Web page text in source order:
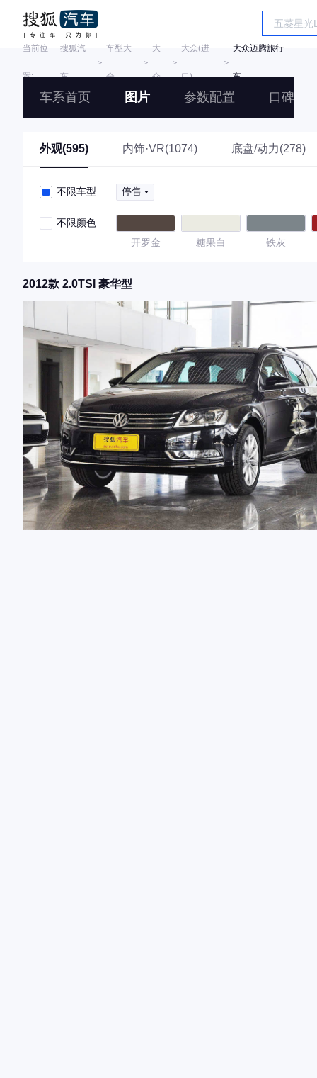
当前位
置:
搜狐汽
车
＞
车型大
全
＞
大
众
＞
大众(进
口)
＞
大众迈腾旅行
车
车系首页 图片 参数配置 口碑
外观(595) 内饰·VR(1074) 底盘/动力(278)
不限车型 停售
不限颜色
开罗金
糖果白 铁灰
2012款 2.0TSI 豪华型